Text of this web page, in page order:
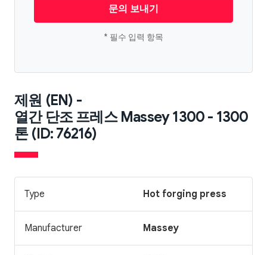
문의 보내기
* 필수 입력 항목
제원 (EN) -
열간 단조 프레스 Massey 1300 - 1300
톤 (ID: 76216)
Type Hot forging press
Manufacturer Massey